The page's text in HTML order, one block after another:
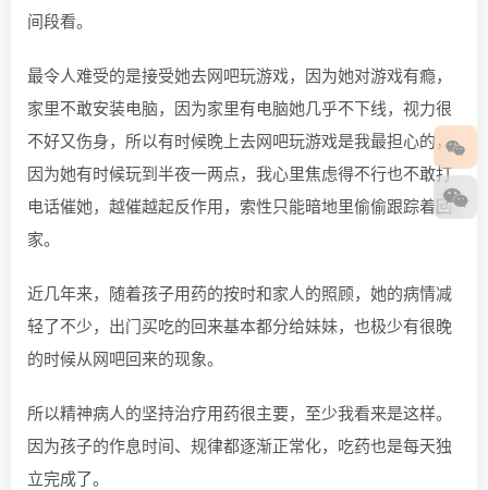
间段看。
最令人难受的是接受她去网吧玩游戏，因为她对游戏有瘾，
家里不敢安装电脑，因为家里有电脑她几乎不下线，视力很
不好又伤身，所以有时候晚上去网吧玩游戏是我最担心的，
因为她有时候玩到半夜一两点，我心里焦虑得不行也不敢打
电话催她，越催越起反作用，索性只能暗地里偷偷跟踪着回
家。
近几年来，随着孩子用药的按时和家人的照顾，她的病情减
轻了不少，出门买吃的回来基本都分给妹妹，也极少有很晚
的时候从网吧回来的现象。
所以精神病人的坚持治疗用药很主要，至少我看来是这样。
因为孩子的作息时间、规律都逐渐正常化，吃药也是每天独
立完成了。